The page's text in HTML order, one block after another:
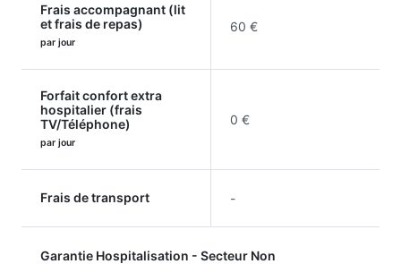
Frais accompagnant (lit
et frais de repas)
par jour
60 €
Forfait confort extra
hospitalier (frais
TV/Téléphone)
par jour
0 €
Frais de transport -
Garantie Hospitalisation - Secteur Non